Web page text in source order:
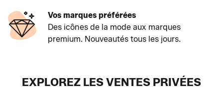
Vos marques préférées
Des icônes de la mode aux marques
premium. Nouveautés tous les jours.
EXPLOREZ LES VENTES PRIVÉES